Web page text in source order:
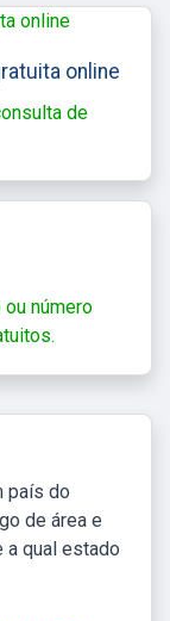
online
de
número
país do
de área e
a qual estado